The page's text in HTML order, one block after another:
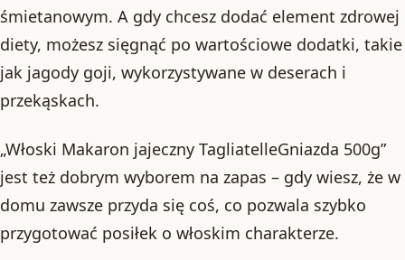
śmietanowym. A gdy chcesz dodać element zdrowej
diety, możesz sięgnąć po wartościowe dodatki, takie
jak jagody goji, wykorzystywane w deserach i
przekąskach.
„Włoski Makaron jajeczny TagliatelleGniazda 500g”
jest też dobrym wyborem na zapas – gdy wiesz, że w
domu zawsze przyda się coś, co pozwala szybko
przygotować posiłek o włoskim charakterze.